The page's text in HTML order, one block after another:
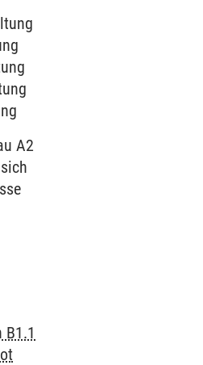
A2
B1.1